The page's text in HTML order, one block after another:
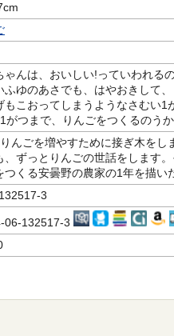
ゃんは、おいしい!っていわれる
ふゆのあさでも、はやおきして
もこおってしまうようなさむい
がつまで、りんごをつくるのう
んごを増やすために接ぎ木を
、ずっとりんごの世話をします
つくる安曇野の農家の1年を描い
3
06-132517-3